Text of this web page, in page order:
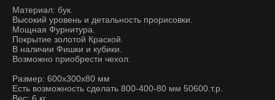
Материал: бук.
Высокий уровень и детальность прорисовки.
Мощная Фурнитура.
Покрытие золотой Краской.
В наличии Фишки и кубики.
Возможно приобрести чехол.
Размер: 600x300x80 мм
Есть возможность сделать 800-400-80 мм 50600.т.р.